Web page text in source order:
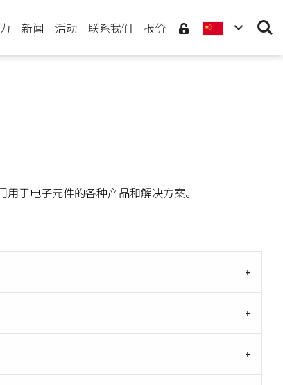
新闻 活动 联系我们 报价 Search
于电子元件的各种产品和解决方案。